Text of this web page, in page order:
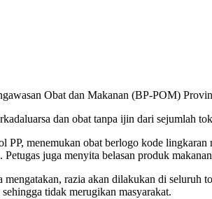
Obat dan Makanan (BP-POM)
dan obat tanpa ijin dari sejumlah
menemukan obat berlogo kode
juga menyita belasan produk
razia akan dilakukan di seluruh
tidak merugikan masyarakat.